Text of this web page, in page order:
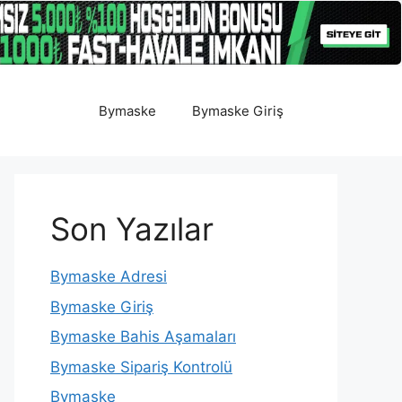
Bymaske Bymaske Giriş
Son Yazılar
Bymaske Adresi
Bymaske Giriş
Bymaske Bahis Aşamaları
Bymaske Sipariş Kontrolü
Bymaske